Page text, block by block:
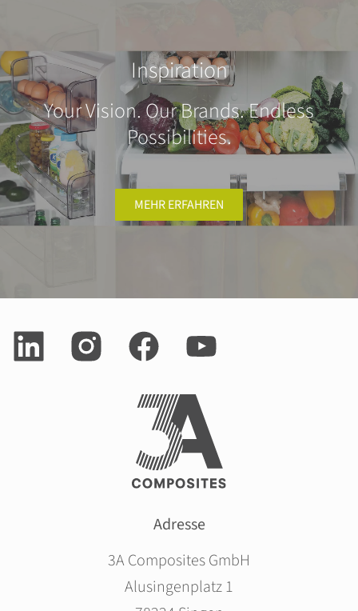
Inspiration
Your Vision. Our Brands. Endless
Possibilities.
MEHR ERFAHREN
Adresse
3A Composites GmbH
Alusingenplatz 1